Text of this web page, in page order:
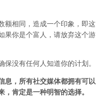
额相同，造成一个印象，即这
果你是个富人，请放弃这个游
没有任何人知道你的计划。
息，所有社交媒体都拥有可以
肯定是一种明智的选择。